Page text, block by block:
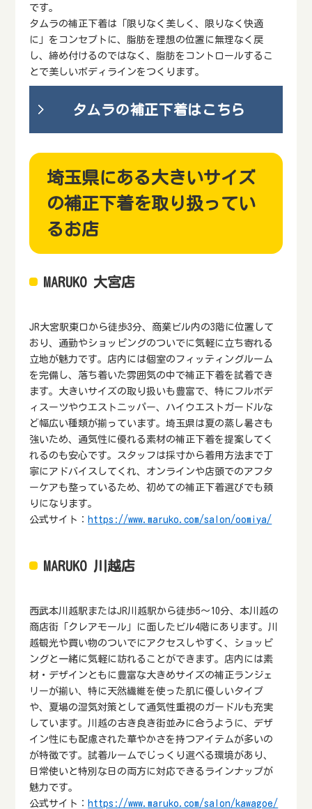
です。
タムラの補正下着は「限りなく美しく、限りなく快適
に」をコンセプトに、脂肪を理想の位置に無理なく戻
し、締め付けるのではなく、脂肪をコントロールするこ
とで美しいボディラインをつくります。
タムラの補正下着はこちら
埼玉県にある大きいサイズ
の補正下着を取り扱ってい
るお店
MARUKO 大宮店
JR大宮駅東口から徒歩3分、商業ビル内の3階に位置して
おり、通勤やショッピングのついでに気軽に立ち寄れる
立地が魅力です。店内には個室のフィッティングルーム
を完備し、落ち着いた雰囲気の中で補正下着を試着でき
ます。大きいサイズの取り扱いも豊富で、特にフルボデ
ィスーツやウエストニッパー、ハイウエストガードルな
ど幅広い種類が揃っています。埼玉県は夏の蒸し暑さも
強いため、通気性に優れる素材の補正下着を提案してく
れるのも安心です。スタッフは採寸から着用方法まで丁
寧にアドバイスしてくれ、オンラインや店頭でのアフタ
ーケアも整っているため、初めての補正下着選びでも頼
りになります。
公式サイト： https://www.maruko.com/salon/oomiya/
MARUKO 川越店
西武本川越駅またはJR川越駅から徒歩5～10分、本川越の
商店街「クレアモール」に面したビル4階にあります。川
越観光や買い物のついでにアクセスしやすく、ショッピ
ングと一緒に気軽に訪れることができます。店内には素
材・デザインともに豊富な大きめサイズの補正ランジェ
リーが揃い、特に天然繊維を使った肌に優しいタイプ
や、夏場の湿気対策として通気性重視のガードルも充実
しています。川越の古き良き街並みに合うように、デザ
イン性にも配慮された華やかさを持つアイテムが多いの
が特徴です。試着ルームでじっくり選べる環境があり、
日常使いと特別な日の両方に対応できるラインナップが
魅力です。
公式サイト： https://www.maruko.com/salon/kawagoe/